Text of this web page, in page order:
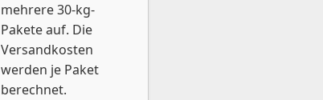
mehrere 30-kg-
Pakete auf. Die
Versandkosten
werden je Paket
berechnet.